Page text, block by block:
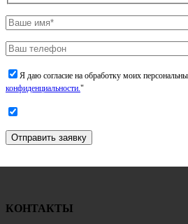
Я даю согласие на обработку моих
конфиденциальности."
Отправить заявку
КОНТАКТЫ